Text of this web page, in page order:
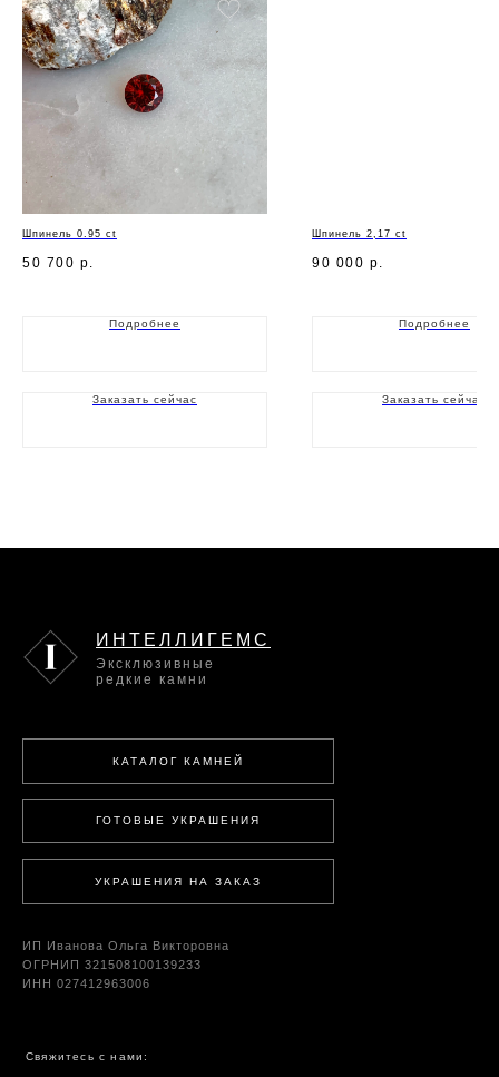
Шпинель 0.95 ct
50 700 р.
Подробнее
Заказать сейчас
Шпинель 2,17 ct
90 000 р.
Подробнее
Заказать сейчас
КАТАЛОГ КАМНЕЙ
УКРАШЕНИЯ НА ЗАКАЗ
ГОТОВЫЕ УКРАШЕНИЯ
Эксклюзивные
редкие камни
ИНТЕЛЛИГЕМС
Свяжитесь с нами:
ИП Иванова Ольга Викторовна
ОГРНИП 321508100139233
ИНН 027412963006